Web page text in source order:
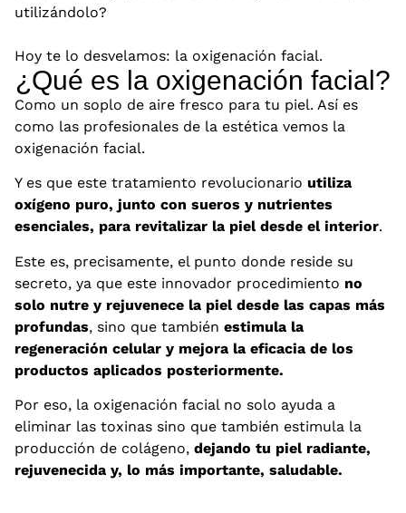
utilizándolo?
Hoy te lo desvelamos: la oxigenación facial.
¿Qué es la oxigenación facial?
Como un soplo de aire fresco para tu piel. Así es
como las profesionales de la estética vemos la
oxigenación facial.
Y es que este tratamiento revolucionario utiliza
oxígeno puro, junto con sueros y nutrientes
esenciales, para revitalizar la piel desde el interior.
Este es, precisamente, el punto donde reside su
secreto, ya que este innovador procedimiento no
solo nutre y rejuvenece la piel desde las capas más
profundas, sino que también estimula la
regeneración celular y mejora la eficacia de los
productos aplicados posteriormente.
Por eso, la oxigenación facial no solo ayuda a
eliminar las toxinas sino que también estimula la
producción de colágeno, dejando tu piel radiante,
rejuvenecida y, lo más importante, saludable.